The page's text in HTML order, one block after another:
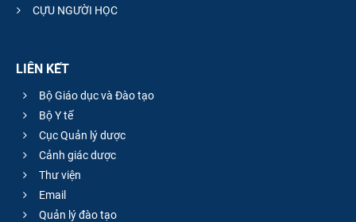
CỰU NGƯỜI HỌC
LIÊN KẾT
Bộ Giáo dục và Đào tạo
Bộ Y tế
Cục Quản lý dược
Cảnh giác dược
Thư viện
Email
Quản lý đào tạo